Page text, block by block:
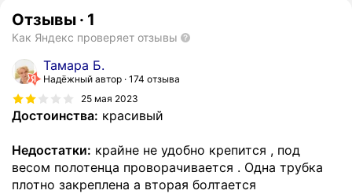
Отзывы · 1
Как Яндекс проверяет отзывы
Тамара Б.
Надёжный автор 174 отзыва
25 мая 2023
Достоинства: красивый
Недостатки: крайне не удобно крепится , под
весом полотенца проворачивается . Одна трубка
плотно закреплена а вторая болтается